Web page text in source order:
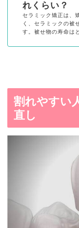
れくらい？
セラミック矯正は、
く、セラミックの被
す。被せ物の寿命は
割れやすい
直し